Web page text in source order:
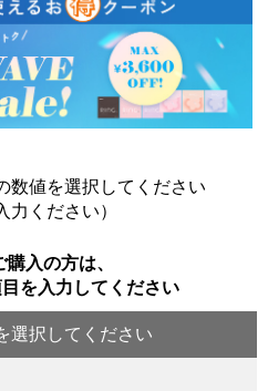
数値を選択してください
力ください）
入の方は、
を入力してください
選択してください